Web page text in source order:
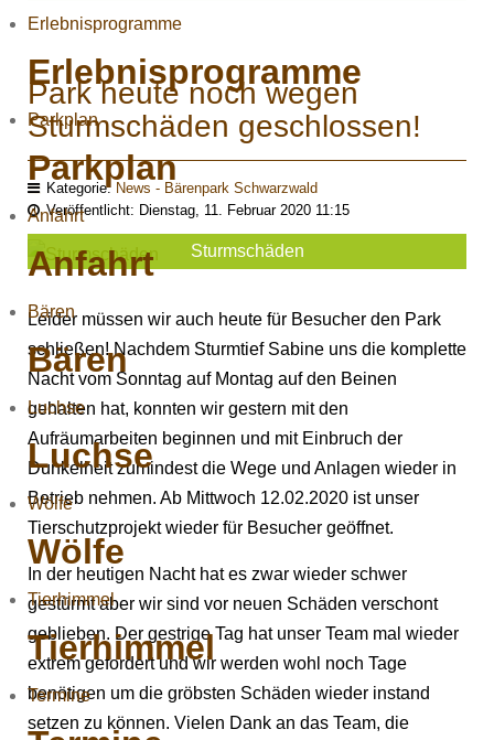
Erlebnisprogramme
Erlebnisprogramme
Parkplan
Parkplan
Anfahrt
Anfahrt
Bären
Bären
Luchse
Luchse
Wölfe
Wölfe
Tierhimmel
Tierhimmel
Termine
Park heute noch wegen
Sturmschäden geschlossen!
Kategorie: News - Bärenpark Schwarzwald
Veröffentlicht: Dienstag, 11. Februar 2020 11:15
Sturmschäden
Leider müssen wir auch heute für Besucher den Park
schließen! Nachdem Sturmtief Sabine uns die komplette
Nacht vom Sonntag auf Montag auf den Beinen
gehalten hat, konnten wir gestern mit den
Aufräumarbeiten beginnen und mit Einbruch der
Dunkelheit zumindest die Wege und Anlagen wieder in
Betrieb nehmen. Ab Mittwoch 12.02.2020 ist unser
Tierschutzprojekt wieder für Besucher geöffnet.
In der heutigen Nacht hat es zwar wieder schwer
gestürmt aber wir sind vor neuen Schäden verschont
geblieben. Der gestrige Tag hat unser Team mal wieder
extrem gefordert und wir werden wohl noch Tage
benötigen um die gröbsten Schäden wieder instand
setzen zu können. Vielen Dank an das Team, die